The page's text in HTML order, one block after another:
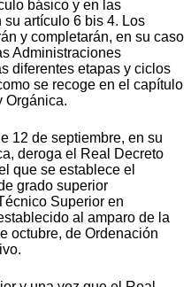
básico y en las
artículo 6 bis 4. Los
y completarán, en su caso
Administraciones
diferentes etapas y ciclos
se recoge en el capítulo
Orgánica.
12 de septiembre, en su
deroga el Real Decreto
que se establece el
grado superior
Superior en
al amparo de la
octubre, de Ordenación